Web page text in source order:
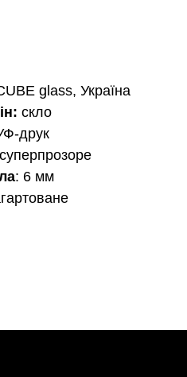
glass, Україна
скло
друк
: 6 мм